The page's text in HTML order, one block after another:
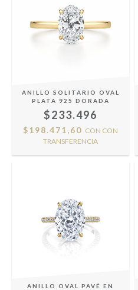
ANILLO SOLITARIO OVAL
PLATA 925 DORADA
$233.496
$198.471,60 CON CON
TRANSFERENCIA
ANILLO OVAL PAVÉ EN